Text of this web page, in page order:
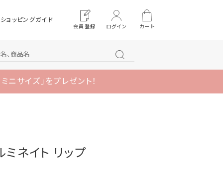
ショッピングガイド
会員登録 ログイン カート
ニサイズ」をプレゼント！
ネイト リップ